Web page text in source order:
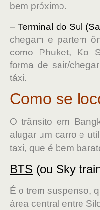
bem próximo.
– Terminal do Sul
chegam e partem
como Phuket, Ko
forma de sair/
táxi.
Como se
O trânsito em
alugar um carro e
taxi, que é bem
BTS (ou Sky
É o trem suspenso,
área central entre